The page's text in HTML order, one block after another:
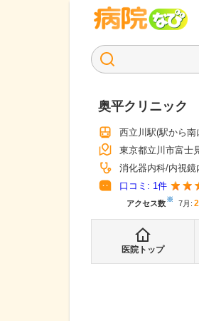
奥平クリニック
西立川駅(駅から南
東京都立川市富士
消化器内科 内視鏡
口コミ: 1件
アクセス数※ 7月 :
医院トップ